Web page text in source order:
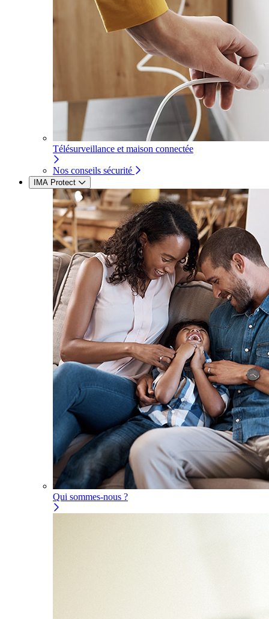
Télésurveillance et maison connectée
Nos conseils sécurité
IMA Protect
Qui sommes-nous ?